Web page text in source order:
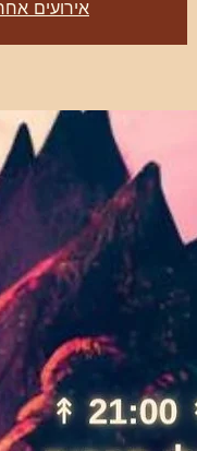
אירועים